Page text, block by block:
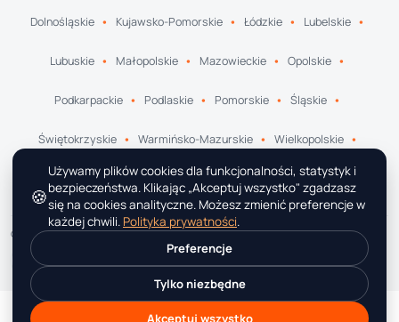
Dolnośląskie Kujawsko-Pomorskie Łódzkie Lubelskie
Lubuskie Małopolskie Mazowieckie Opolskie
Podkarpackie Podlaskie Pomorskie Śląskie
Świętokrzyskie Warmińsko-Mazurskie Wielkopolskie
Zachodniopomorskie
© 2026 1G.pl · Wszelkie prawa zastrzeżone
🍪
Używamy plików cookies dla funkcjonalności, statystyk i
bezpieczeństwa. Klikając „Akceptuj wszystko" zgadzasz
się na cookies analityczne. Możesz zmienić preferencje w
każdej chwili. Polityka prywatności.
Preferencje
Tylko niezbędne
Akceptuj wszystko